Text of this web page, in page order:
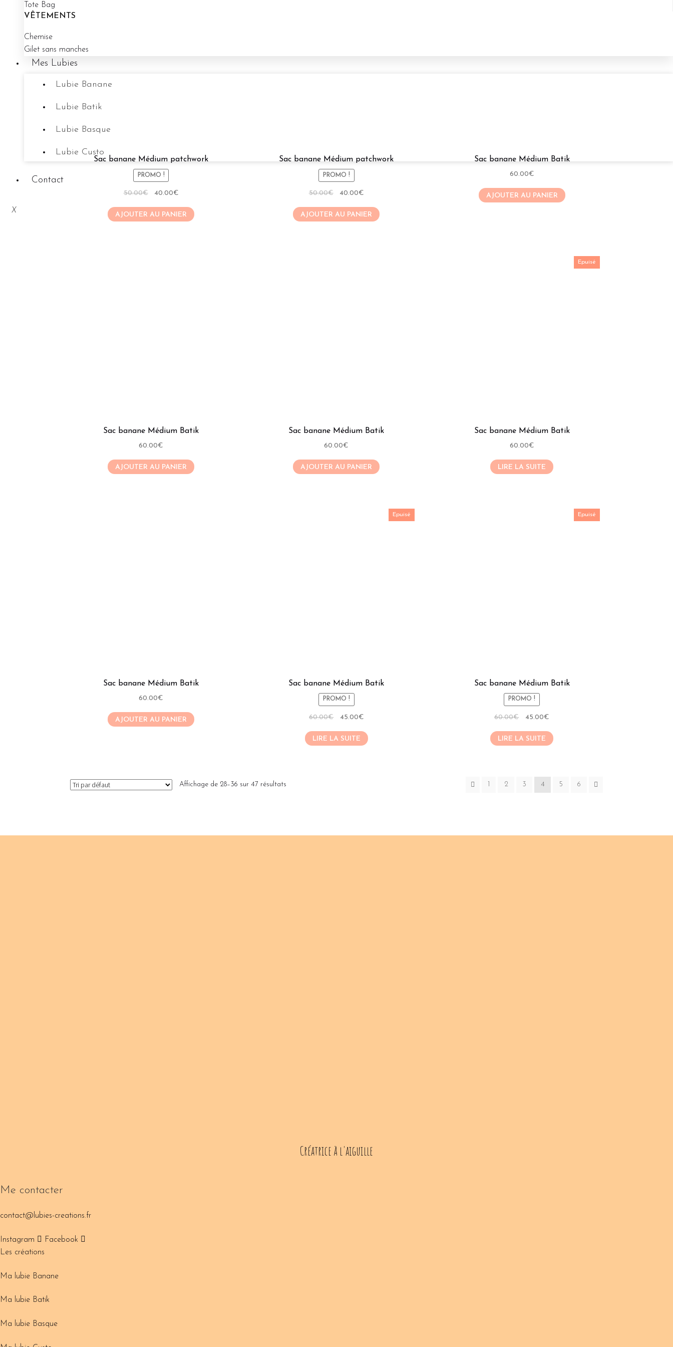
Tote Bag
VÊTEMENTS
Chemise
Gilet sans manches
Mes Lubies
Lubie Banane
Lubie Batik
Lubie Basque
Lubie Custo
Contact
X
Sac banane Médium patchwork
PROMO !
50.00€
Le
initial
40.00€
actuel
AJOUTER AU PANIER
Sac banane Médium patchwork
PROMO !
50.00€
Le
initial
40.00€
actuel
AJOUTER AU PANIER
Sac banane Médium Batik
60.00€
AJOUTER AU PANIER
Sac banane Médium Batik
60.00€
AJOUTER AU PANIER
Sac banane Médium Batik
60.00€
AJOUTER AU PANIER
Epuisé
Sac banane Médium Batik
60.00€
LIRE LA SUITE
Sac banane Médium Batik
60.00€
AJOUTER AU PANIER
Epuisé
Sac banane Médium Batik
PROMO !
60.00€
Le
initial
45.00€Le
actuel
LIRE LA SUITE
Epuisé
Sac banane Médium Batik
PROMO !
60.00€
Le
initial
45.00€Le
actuel
LIRE LA SUITE
Affichage de 28–36 sur 47 résultats 1 2 3 4 5 6
Créatrice à l'aiguille
Me contacter
contact@lubies-creations.fr
Instagram
Facebook
Les créations
Ma lubie Banane
Ma lubie Batik
Ma lubie Basque